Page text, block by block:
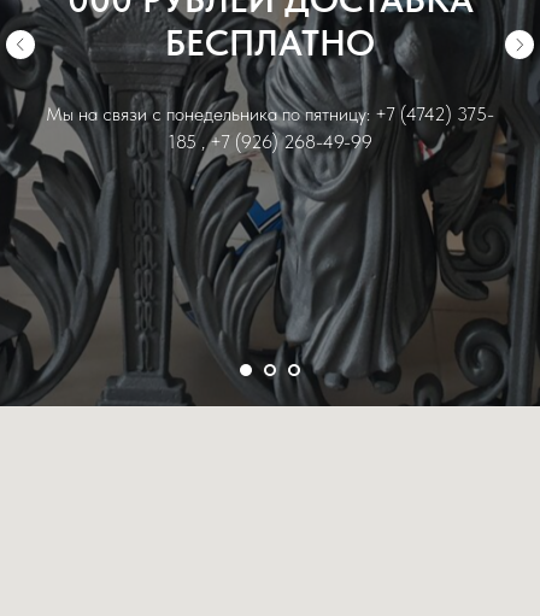
БЕСПЛАТНО
Мы на связи с понедельника по пятницу: +7 (4742) 375-
185 , +7 (926) 268-49-99